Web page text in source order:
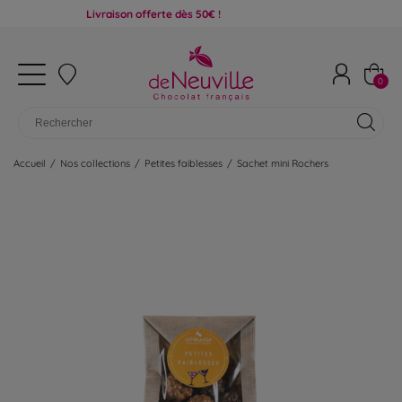
Livraison offerte dès 50€ !
0
Accueil / Nos collections / Petites faiblesses / Sachet mini Rochers